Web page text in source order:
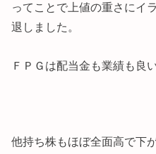
ってことで上値の重さにイ
退しました。
ＦＰＧは配当金も業績も良
他持ち株もほぼ全面高で下